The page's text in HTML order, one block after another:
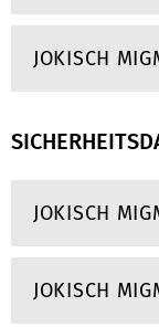
JOKISCH
JOKISCH
JOKISCH